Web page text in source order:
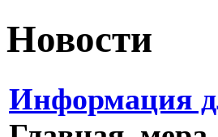
Новости
Информация